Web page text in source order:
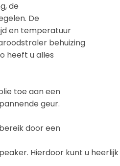
de
De
en temperatuur
behuizing
heeft u alles
toe aan een
geur.
door een
Hierdoor kunt u